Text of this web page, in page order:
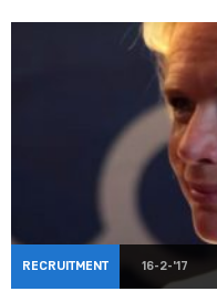
RECRUITMENT 16-2-'17